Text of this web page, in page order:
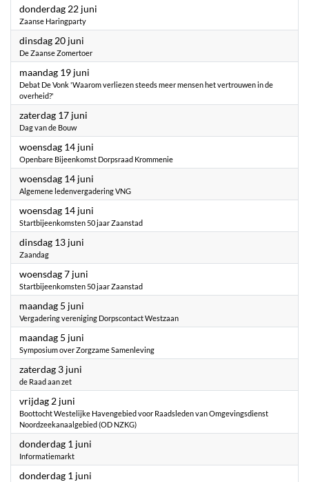
donderdag 22 juni
Zaanse Haringparty
dinsdag 20 juni
De Zaanse Zomertoer
maandag 19 juni
Debat De Vonk 'Waarom verliezen steeds meer mensen het vertrouwen in de
overheid?'
zaterdag 17 juni
Dag van de Bouw
woensdag 14 juni
Openbare Bijeenkomst Dorpsraad Krommenie
woensdag 14 juni
Algemene ledenvergadering VNG
woensdag 14 juni
Startbijeenkomsten 50 jaar Zaanstad
dinsdag 13 juni
Zaandag
woensdag 7 juni
Startbijeenkomsten 50 jaar Zaanstad
maandag 5 juni
Vergadering vereniging Dorpscontact Westzaan
maandag 5 juni
Symposium over Zorgzame Samenleving
zaterdag 3 juni
de Raad aan zet
vrijdag 2 juni
Boottocht Westelijke Havengebied voor Raadsleden van Omgevingsdienst
Noordzeekanaalgebied (OD NZKG)
donderdag 1 juni
Informatiemarkt
donderdag 1 juni